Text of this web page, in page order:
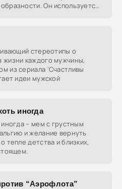
Он используется
стереотипы о
каждого мужчины,
из сериала 'Счастливы
идеи мужской
иногда
– мем с грустным
и желание вернуть
тепле детства и близких,
“Аэрофлота”